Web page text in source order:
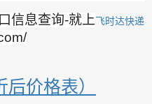
信息查询-就上飞时达快递
价格表）